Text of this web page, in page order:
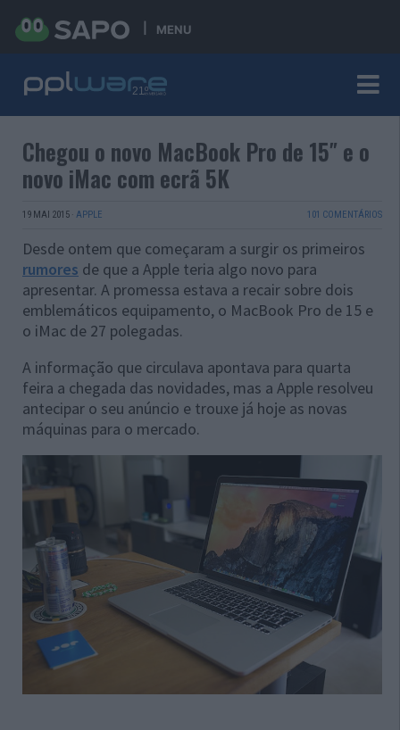
MENU
Chegou o novo MacBook Pro de 15″ e o
novo iMac com ecrã 5K
19 MAI 2015 · APPLE 101 COMENTÁRIOS
Desde ontem que começaram a surgir os primeiros
rumores de que a Apple teria algo novo para
apresentar. A promessa estava a recair sobre dois
emblemáticos equipamento, o MacBook Pro de 15 e
o iMac de 27 polegadas.
A informação que circulava apontava para quarta
feira a chegada das novidades, mas a Apple resolveu
antecipar o seu anúncio e trouxe já hoje as novas
máquinas para o mercado.